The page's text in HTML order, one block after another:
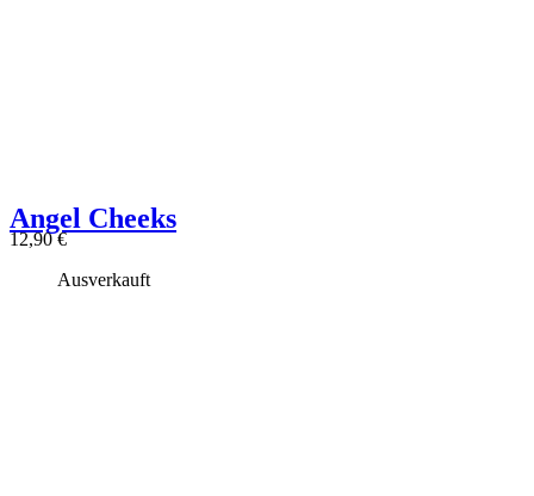
Angel Cheeks
12,90€
Ausverkauft